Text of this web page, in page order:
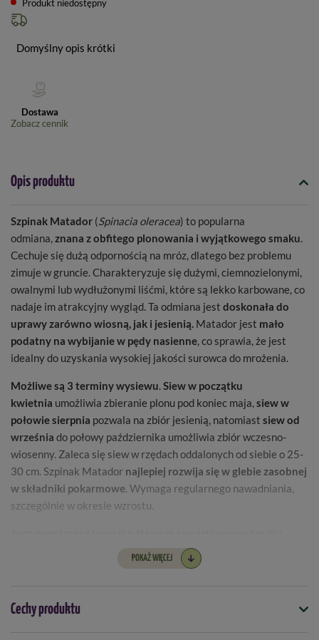
Produkt niedostępny
Domyślny opis krótki
Dostawa
Zobacz cennik
Opis produktu
Szpinak Matador (Spinacia oleracea) to popularna
odmiana,znana z obfitego plonowania i wyjątkowego smaku.
Cechuje się dużą odpornością na mróz, dlatego bez problemu
zimuje w gruncie. Charakteryzuje się dużymi, ciemnozielonymi,
owalnymi lub wydłużonymi liśćmi, które są lekko karbowane, co
nadaje im atrakcyjny wygląd. Ta odmiana jest doskonała do
uprawy zarówno wiosną, jak i jesienią. Matador jest mało
podatny na wybijanie w pędy nasienne, co sprawia, że jest
idealny do uzyskania wysokiej jakości surowca do mrożenia.
Możliwe są 3 terminy wysiewu.Siew w początku
kwietnia umożliwia zbieranie plonu pod koniec maja,siew w
połowie sierpnia pozwala na zbiór jesienią, natomiast siew od
września do połowy października umożliwia zbiór wczesno-
wiosenny. Zaleca się siew w rzędach oddalonych od siebie o 25-
30 cm. Szpinak Matador najlepiej rozwija się w glebie zasobnej
w składniki pokarmowe. Wymaga regularnego nawadniania,
szczególnie w okresie wzrostu.
które doskonale komponują się z jajkami, makaronem,
używane są jako nadzienie do pierogów czy naleśników, a także
możliwość mrożenia liści, co pozwala na zachowanie ich
świeżości i wartości odżywczych na dłużej.
POKAŻ WIĘCEJ
Cechy produktu